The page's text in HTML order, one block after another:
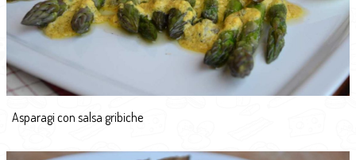
Asparagi con salsa gribiche